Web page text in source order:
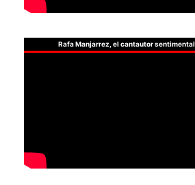
Rafa Manjarrez, el cantautor sentimental